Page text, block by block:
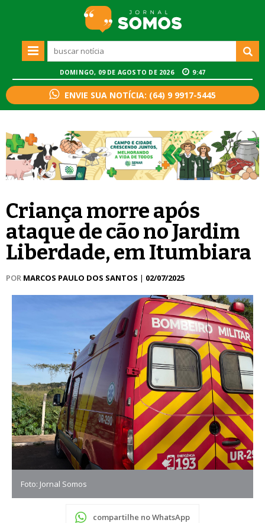
DOMINGO, 09 DE AGOSTO DE 2026 9:47
ENVIE SUA NOTÍCIA: (64) 9 9917-5445
Criança morre após
ataque de cão no Jardim
Liberdade, em Itumbiara
POR MARCOS PAULO DOS SANTOS | 02/07/2025
Foto: Jornal Somos
compartilhe no WhatsApp